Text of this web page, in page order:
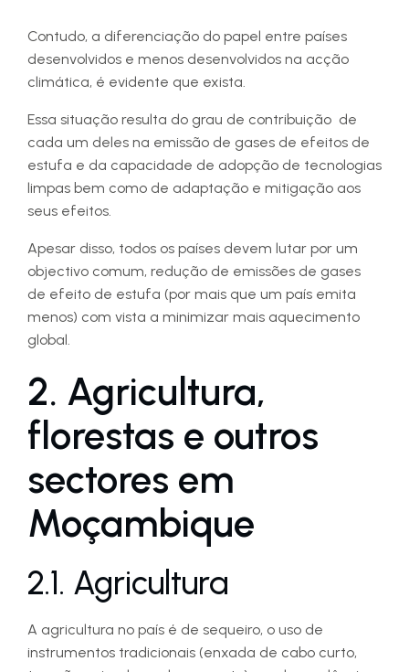
Contudo, a diferenciação do papel entre países
desenvolvidos e menos desenvolvidos na acção
climática, é evidente que exista.
Essa situação resulta do grau de contribuição de
cada um deles na emissão de gases de efeitos de
estufa e da capacidade de adopção de tecnologias
limpas bem como de adaptação e mitigação aos
seus efeitos.
Apesar disso, todos os países devem lutar por um
objectivo comum, redução de emissões de gases
de efeito de estufa (por mais que um país emita
menos) com vista a minimizar mais aquecimento
global.
2. Agricultura,
florestas e outros
sectores em
Moçambique
2.1. Agricultura
A agricultura no país é de sequeiro, o uso de
instrumentos tradicionais (enxada de cabo curto,